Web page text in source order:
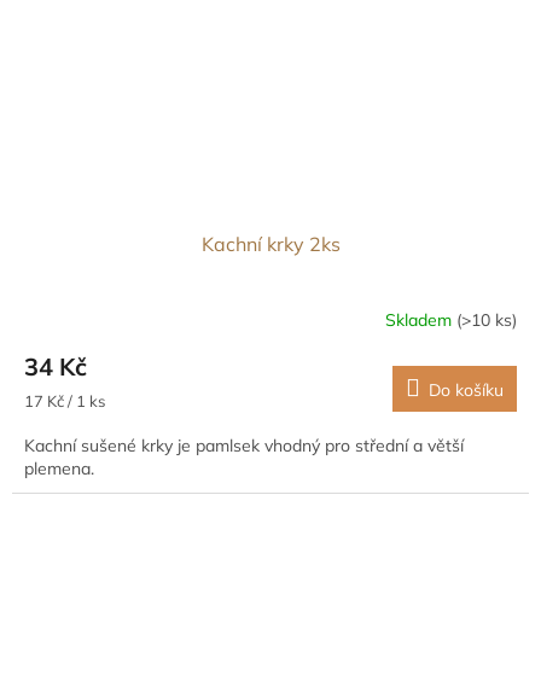
Kachní krky 2ks
Skladem (>10 ks)
34 Kč
Měrná
17 Kč / 1 ks Do košíku
Kachní sušené krky je pamlsek vhodný pro střední a větší
plemena.